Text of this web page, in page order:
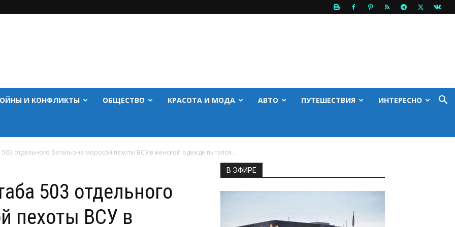
И КОНФЛИКТЫ ОБЩЕСТВО КРАСОТА И МОДА АВТО ПУТЕШЕСТВИЯ ИНТЕРЕСНО
отдельного батальона морской пехоты ВСУ в женской одежде пытался...
503 отдельного
пехоты ВСУ в
В ЭФИРЕ